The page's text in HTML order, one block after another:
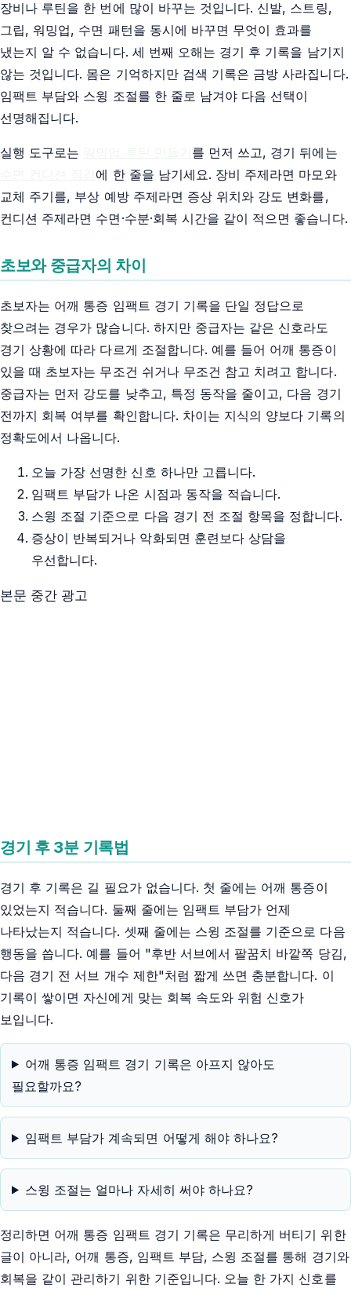
장비나 루틴을 한 번에 많이 바꾸는 것입니다. 신발, 스트링,
그립, 워밍업, 수면 패턴을 동시에 바꾸면 무엇이 효과를
냈는지 알 수 없습니다. 세 번째 오해는 경기 후 기록을 남기지
않는 것입니다. 몸은 기억하지만 검색 기록은 금방 사라집니다.
임팩트 부담와 스윙 조절를 한 줄로 남겨야 다음 선택이
선명해집니다.
실행 도구로는
를 먼저 쓰고, 경기 뒤에는
에 한 줄을 남기세요. 장비 주제라면 마모와
교체 주기를, 부상 예방 주제라면 증상 위치와 강도 변화를,
컨디션 주제라면 수면·수분·회복 시간을 같이 적으면 좋습니다.
초보와 중급자의 차이
초보자는 어깨 통증 임팩트 경기 기록을 단일 정답으로
찾으려는 경우가 많습니다. 하지만 중급자는 같은 신호라도
경기 상황에 따라 다르게 조절합니다. 예를 들어 어깨 통증이
있을 때 초보자는 무조건 쉬거나 무조건 참고 치려고 합니다.
중급자는 먼저 강도를 낮추고, 특정 동작을 줄이고, 다음 경기
전까지 회복 여부를 확인합니다. 차이는 지식의 양보다 기록의
정확도에서 나옵니다.
오늘 가장 선명한 신호 하나만 고릅니다.
임팩트 부담가 나온 시점과 동작을 적습니다.
스윙 조절 기준으로 다음 경기 전 조절 항목을 정합니다.
증상이 반복되거나 악화되면 훈련보다 상담을
우선합니다.
본문 중간 광고
경기 후 3분 기록법
경기 후 기록은 길 필요가 없습니다. 첫 줄에는 어깨 통증이
있었는지 적습니다. 둘째 줄에는 임팩트 부담가 언제
나타났는지 적습니다. 셋째 줄에는 스윙 조절를 기준으로 다음
행동을 씁니다. 예를 들어 "후반 서브에서 팔꿈치 바깥쪽 당김,
다음 경기 전 서브 개수 제한"처럼 짧게 쓰면 충분합니다. 이
기록이 쌓이면 자신에게 맞는 회복 속도와 위험 신호가
보입니다.
어깨 통증 임팩트 경기 기록은 아프지 않아도
필요할까요?
임팩트 부담가 계속되면 어떻게 해야 하나요?
스윙 조절는 얼마나 자세히 써야 하나요?
정리하면 어깨 통증 임팩트 경기 기록은 무리하게 버티기 위한
글이 아니라, 어깨 통증, 임팩트 부담, 스윙 조절를 통해 경기와
회복을 같이 관리하기 위한 기준입니다. 오늘 한 가지 신호를